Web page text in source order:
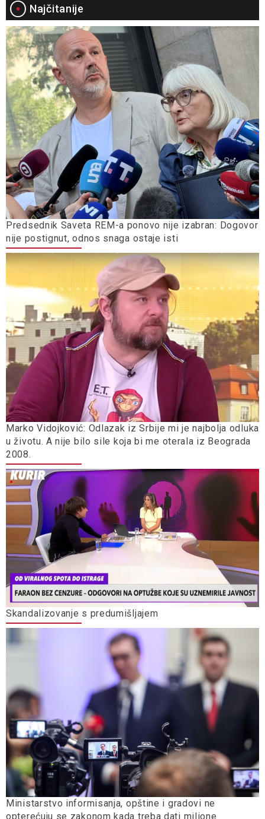
Najčitanije
Predsednik Saveta REM-a ponovo nije izabran: Dogovor
nije postignut, odnos snaga ostaje isti
Marko Vidojković: Odlazak iz Srbije mi je najbolja odluka
u životu. A nije bilo sile koja bi me oterala iz Beograda
2008.
Skandalizovanje s predumišljajem
Ministarstvo informisanja, opštine i gradovi ne
opterećuju se zakonom kada treba dati milione